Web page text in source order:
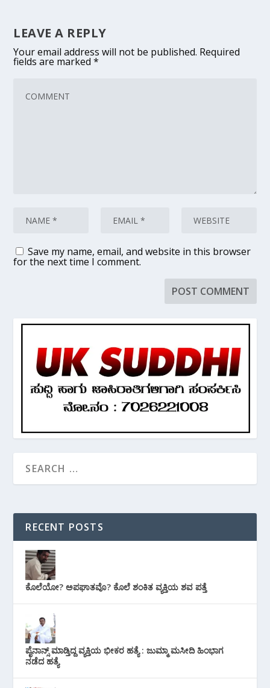
LEAVE A REPLY
Your email address will not be published. Required
fields are marked*
Save my name, email, and website in this browser
for the next time I comment.
RECENT POSTS
ಕೊಲೆಯೋ? ಅಪಘಾತವೊ? ಕೊಲೆ ಶಂಕಿತ ವ್ಯಕ್ತಿಯ ಶವ ಪತ್ತೆ
ಪೈನಾನ್ಸ್ ಮಾಡ್ತಿದ್ದ ವ್ಯಕ್ತಿಯ ಭೀಕರ‌ ಹತ್ಯೆ : ಜುಮ್ಮಾ ಮಸೀದಿ ಹಿಂಭಾಗ
ನಡೆದ ಹತ್ಯೆ